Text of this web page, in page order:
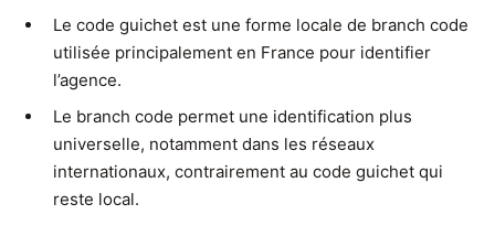
Le code guichet est une forme locale de branch code
utilisée principalement en France pour identifier
l’agence.
Le branch code permet une identification plus
universelle, notamment dans les réseaux
internationaux, contrairement au code guichet qui
reste local.